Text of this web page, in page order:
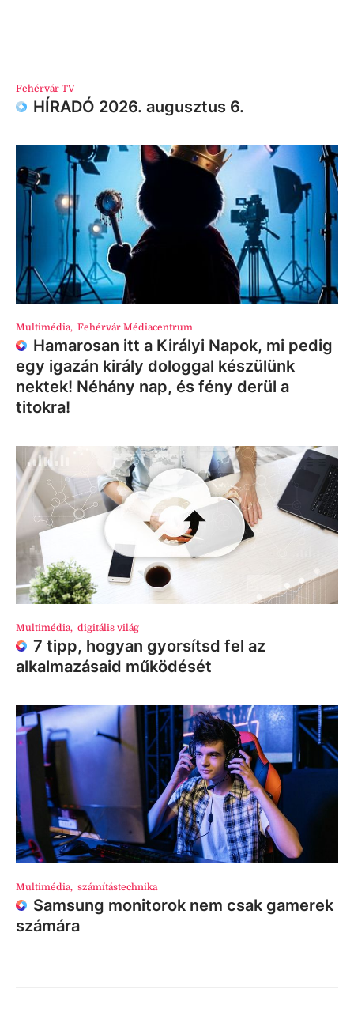
Fehérvár TV
HÍRADÓ 2026. augusztus 6.
Multimédia, Fehérvár Médiacentrum
Hamarosan itt a Királyi Napok, mi pedig
egy igazán király dologgal készülünk
nektek! Néhány nap, és fény derül a
titokra!
Multimédia, digitális világ
7 tipp, hogyan gyorsítsd fel az
alkalmazásaid működését
Multimédia, számítástechnika
Samsung monitorok nem csak gamerek
számára